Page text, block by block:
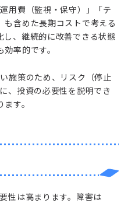
用費（監視・保守）」「テ
も含めた長期コストで考える
、継続的に改善できる状態
率的です。
施策のため、リスク（停止
、投資の必要性を説明でき
す。
性は高まります。障害は